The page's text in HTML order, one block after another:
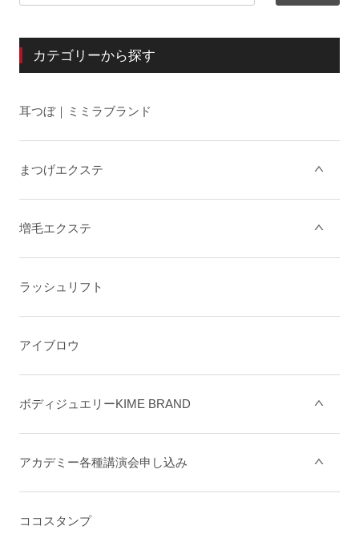
カテゴリーから探す
耳つぼ｜ミミラブランド
まつげエクステ
増毛エクステ
ラッシュリフト
アイブロウ
ボディジュエリーKIME BRAND
アカデミー各種講演会申し込み
ココスタンプ